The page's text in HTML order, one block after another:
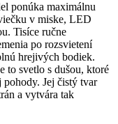
ponúka maximálnu
v miske, LED
Tisíce ručne
po rozsvietení
hrejivých bodiek.
to svetlo s dušou, ktoré
pohody. Jej čistý tvar
a vytvára tak